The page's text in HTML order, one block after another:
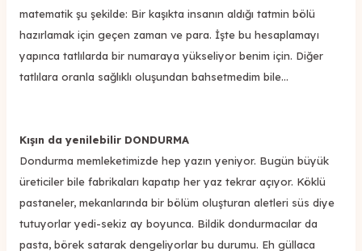
matematik şu şekilde: Bir kaşıkta insanın aldığı tatmin bölü
hazırlamak için geçen zaman ve para. İşte bu hesaplamayı
yapınca tatlılarda bir numaraya yükseliyor benim için. Diğer
tatlılara oranla sağlıklı oluşundan bahsetmedim bile...
Kışın da yenilebilir DONDURMA
Dondurma memleketimizde hep yazın yeniyor. Bugün büyük
üreticiler bile fabrikaları kapatıp her yaz tekrar açıyor. Köklü
pastaneler, mekanlarında bir bölüm oluşturan aletleri süs diye
tutuyorlar yedi-sekiz ay boyunca. Bildik dondurmacılar da
pasta, börek satarak dengeliyorlar bu durumu. Eh güllaca